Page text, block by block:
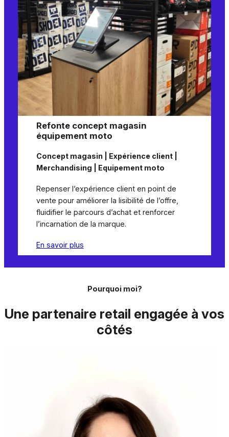
Refonte concept magasin
équipement moto
Concept magasin | Expérience client |
Merchandising | Equipement moto
Repenser l’expérience client en point de
vente pour améliorer la lisibilité de l’offre,
fluidifier le parcours d’achat et renforcer
l’incarnation de la marque.
En savoir plus
Pourquoi moi?
Une partenaire retail engagée à vos
côtés